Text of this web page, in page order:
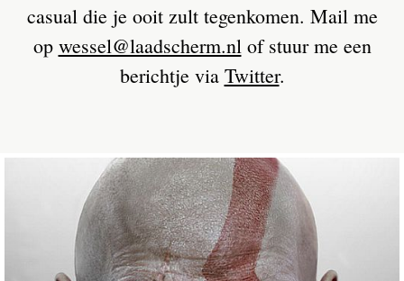
casual die je ooit zult tegenkomen. Mail me
op wessel@laadscherm.nl of stuur me een
berichtje via Twitter.